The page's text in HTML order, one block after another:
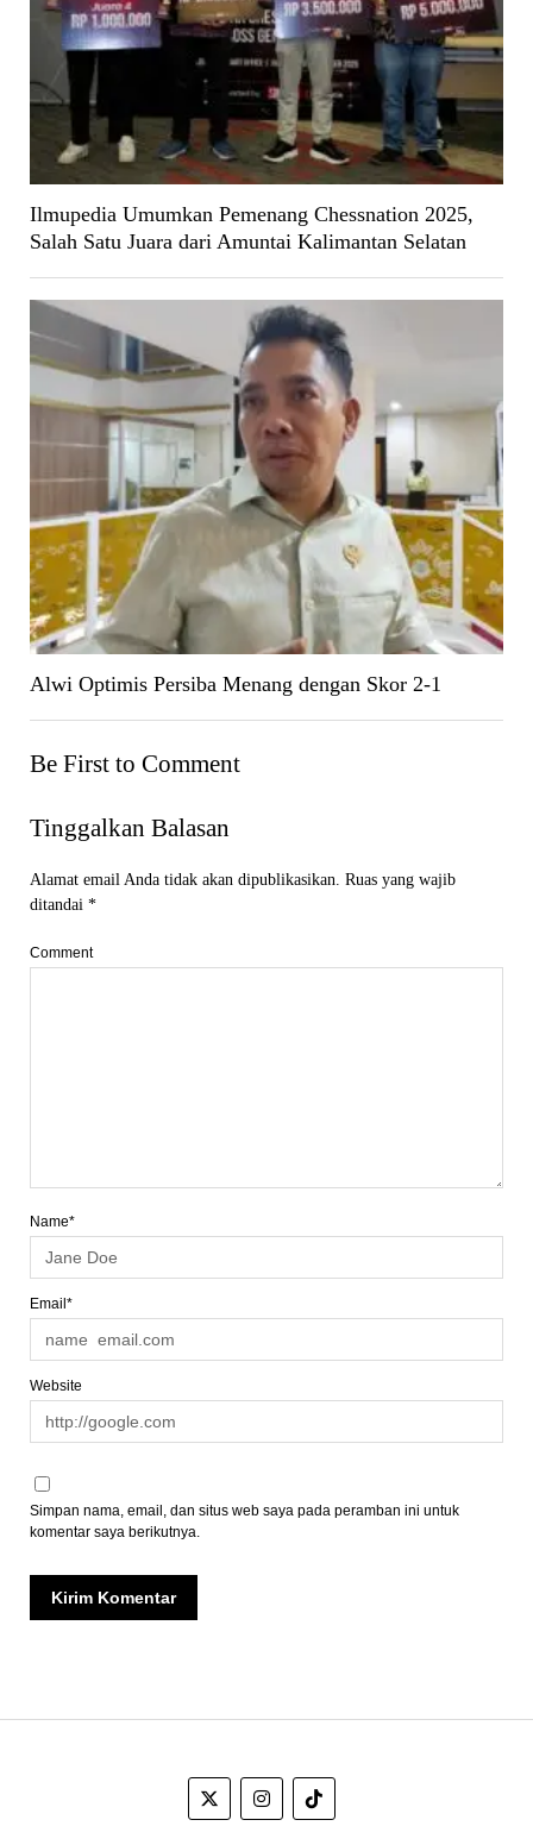
Ilmupedia Umumkan Pemenang Chessnation 2025,
Salah Satu Juara dari Amuntai Kalimantan Selatan
Alwi Optimis Persiba Menang dengan Skor 2-1
Be First to Comment
Tinggalkan Balasan
Alamat email Anda tidak akan dipublikasikan. Ruas yang wajib
ditandai *
Comment
Name*
Email*
Website
Simpan nama, email, dan situs web saya pada peramban ini untuk
komentar saya berikutnya.